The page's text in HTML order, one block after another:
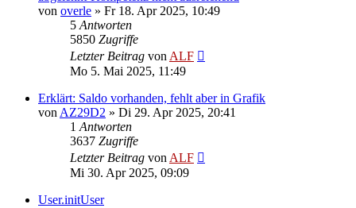
von overle » Fr 18. Apr 2025, 10:49
5 Antworten
5850 Zugriffe
Letzter Beitrag von ALF
Mo 5. Mai 2025, 11:49
Erklärt: Saldo vorhanden, fehlt aber in Grafik
von AZ29D2 » Di 29. Apr 2025, 20:41
1 Antworten
3637 Zugriffe
Letzter Beitrag von ALF
Mi 30. Apr 2025, 09:09
User.initUser